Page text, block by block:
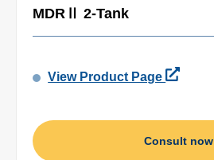
MDRⅡ 2-Tank
View Product Page
Consult now